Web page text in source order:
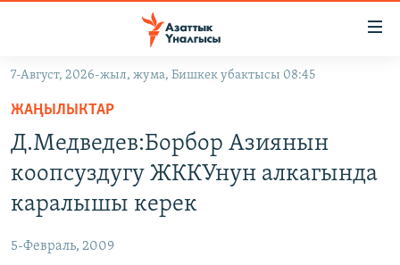
Навигацияга
өтүңүз
Издөөгө
салыңыз
МАДАНИЯТ
ДҮЙНӨ
УКРАИНА
ТВ ПРОГРАММАЛАР
7-Август, 2026-жыл, жума, Бишкек убактысы 08:45
ЖАҢЫЛЫКТАР
Д.Медведев:Борбор Азиянын
коопсуздугу ЖККУнун алкагында
каралышы керек
5-Февраль, 2009